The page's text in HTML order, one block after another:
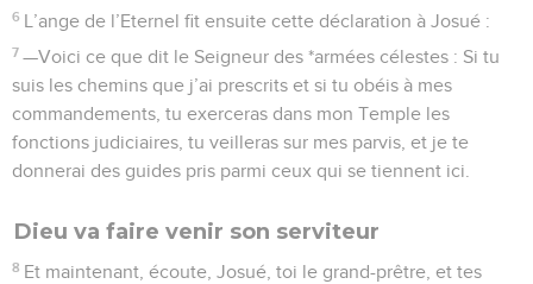
6 L’ange de l’Eternel fit ensuite cette déclaration à Josué :
7 —Voici ce que dit le Seigneur des *armées célestes : Si tu
suis les chemins que j’ai prescrits et si tu obéis à mes
commandements, tu exerceras dans mon Temple les
fonctions judiciaires, tu veilleras sur mes parvis, et je te
donnerai des guides pris parmi ceux qui se tiennent ici.
Dieu va faire venir son serviteur
8 Et maintenant, écoute, Josué, toi le grand-prêtre, et tes